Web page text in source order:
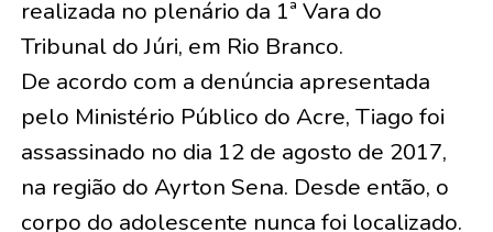
realizada no plenário da 1ª Vara do
Tribunal do Júri, em Rio Branco.
De acordo com a denúncia apresentada
pelo Ministério Público do Acre, Tiago foi
assassinado no dia 12 de agosto de 2017,
na região do Ayrton Sena. Desde então, o
corpo do adolescente nunca foi localizado.